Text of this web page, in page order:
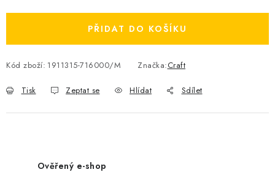
PŘIDAT DO KOŠÍKU
Kód zboží: 1911315-716000/M Značka:Craft
Tisk Zeptat se Hlídat Sdílet
Ověřený e-shop